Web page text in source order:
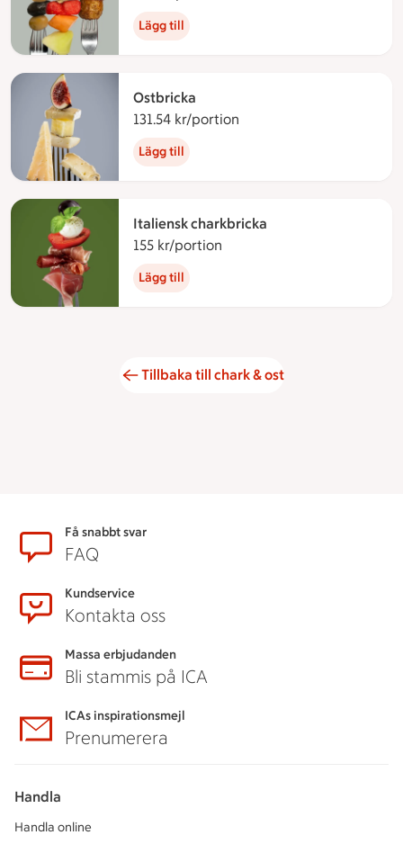
Lägg till
Ostbricka
131.54 kr/portion
Lägg till
Italiensk charkbricka
155 kr/portion
Lägg till
Tillbaka till chark & ost
SidfotFå snabbt svar
FAQ
Kundservice
Kontakta oss
Massa erbjudanden
Bli stammis på ICA
ICAs inspirationsmejl
Prenumerera
Handla
Handla online